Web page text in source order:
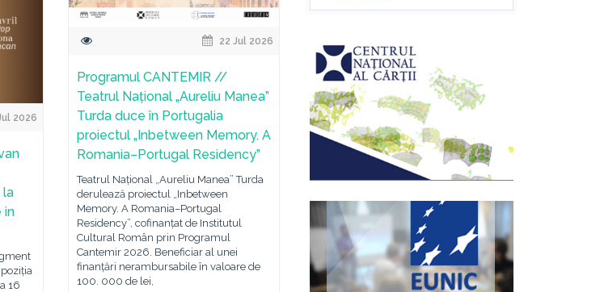
22 Jul 2026
Programul CANTEMIR //
Teatrul Național „Aureliu Manea”
Turda duce în Portugalia
proiectul „Inbetween Memory. A
Romania–Portugal Residency”
Teatrul Național „Aureliu Manea” Turda
derulează proiectul „Inbetween
Memory. A Romania–Portugal
Residency”, cofinanțat de Institutul
Cultural Român prin Programul
Cantemir 2026. Beneficiar al unei
finanțări nerambursabile în valoare de
100. 000 de lei,
2026
la
in
16